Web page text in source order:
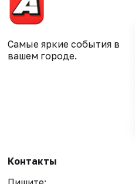
Самые яркие события в
вашем городе.
Контакты